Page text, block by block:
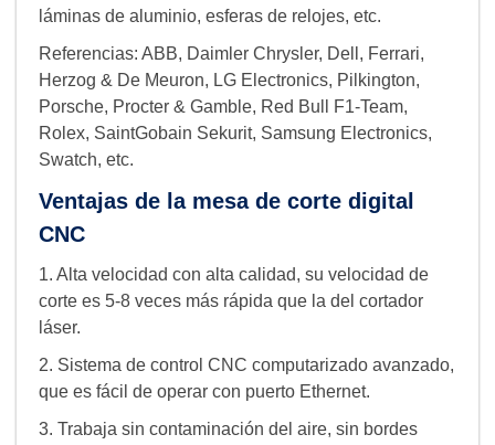
láminas de aluminio, esferas de relojes, etc.
Referencias: ABB, Daimler Chrysler, Dell, Ferrari,
Herzog & De Meuron, LG Electronics, Pilkington,
Porsche, Procter & Gamble, Red Bull F1-Team,
Rolex, SaintGobain Sekurit, Samsung Electronics,
Swatch, etc.
Ventajas de la mesa de corte digital
CNC
1. Alta velocidad con alta calidad, su velocidad de
corte es 5-8 veces más rápida que la del cortador
láser.
2. Sistema de control CNC computarizado avanzado,
que es fácil de operar con puerto Ethernet.
3. Trabaja sin contaminación del aire, sin bordes